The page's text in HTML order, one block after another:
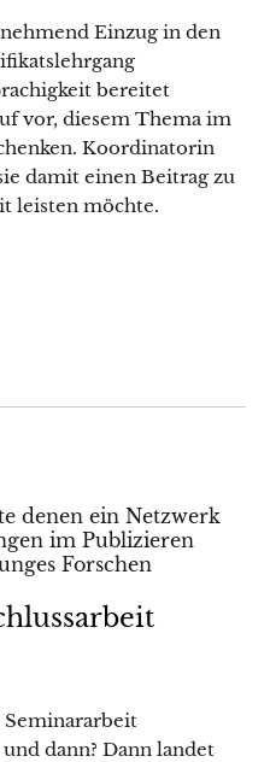
Einzug in den
bereitet
vor, diesem Thema im
Koordinatorin
damit einen Beitrag zu
leisten möchte.
dann? Dann landet